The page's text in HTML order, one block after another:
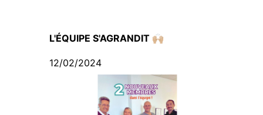
L'ÉQUIPE S'AGRANDIT 🙌🏼
12/02/2024